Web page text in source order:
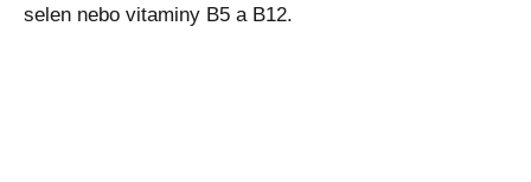
selen nebo vitaminy B5 a B12.